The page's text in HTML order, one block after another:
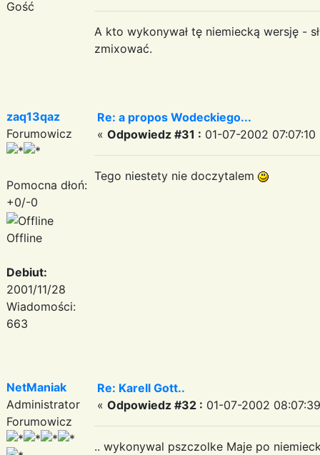
Gość
A kto wykonywał tę niemiecką wersję -
zmixować.
zaq13qaz
Forumowicz
Pomocna dłoń:
+0/-0
Offline
Debiut:
2001/11/28
Wiadomości:
663
Re: a propos Wodeckiego...
« Odpowiedz #31 : 01-07-2002 07:07:10
Tego niestety nie doczytalem
NetManiak
Administrator
Forumowicz
Re: Karell Gott..
« Odpowiedz #32 : 01-07-2002
.. wykonywal pszczolke Maje po